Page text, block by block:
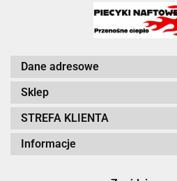
Dane adresowe
Sklep
STREFA KLIENTA
Informacje